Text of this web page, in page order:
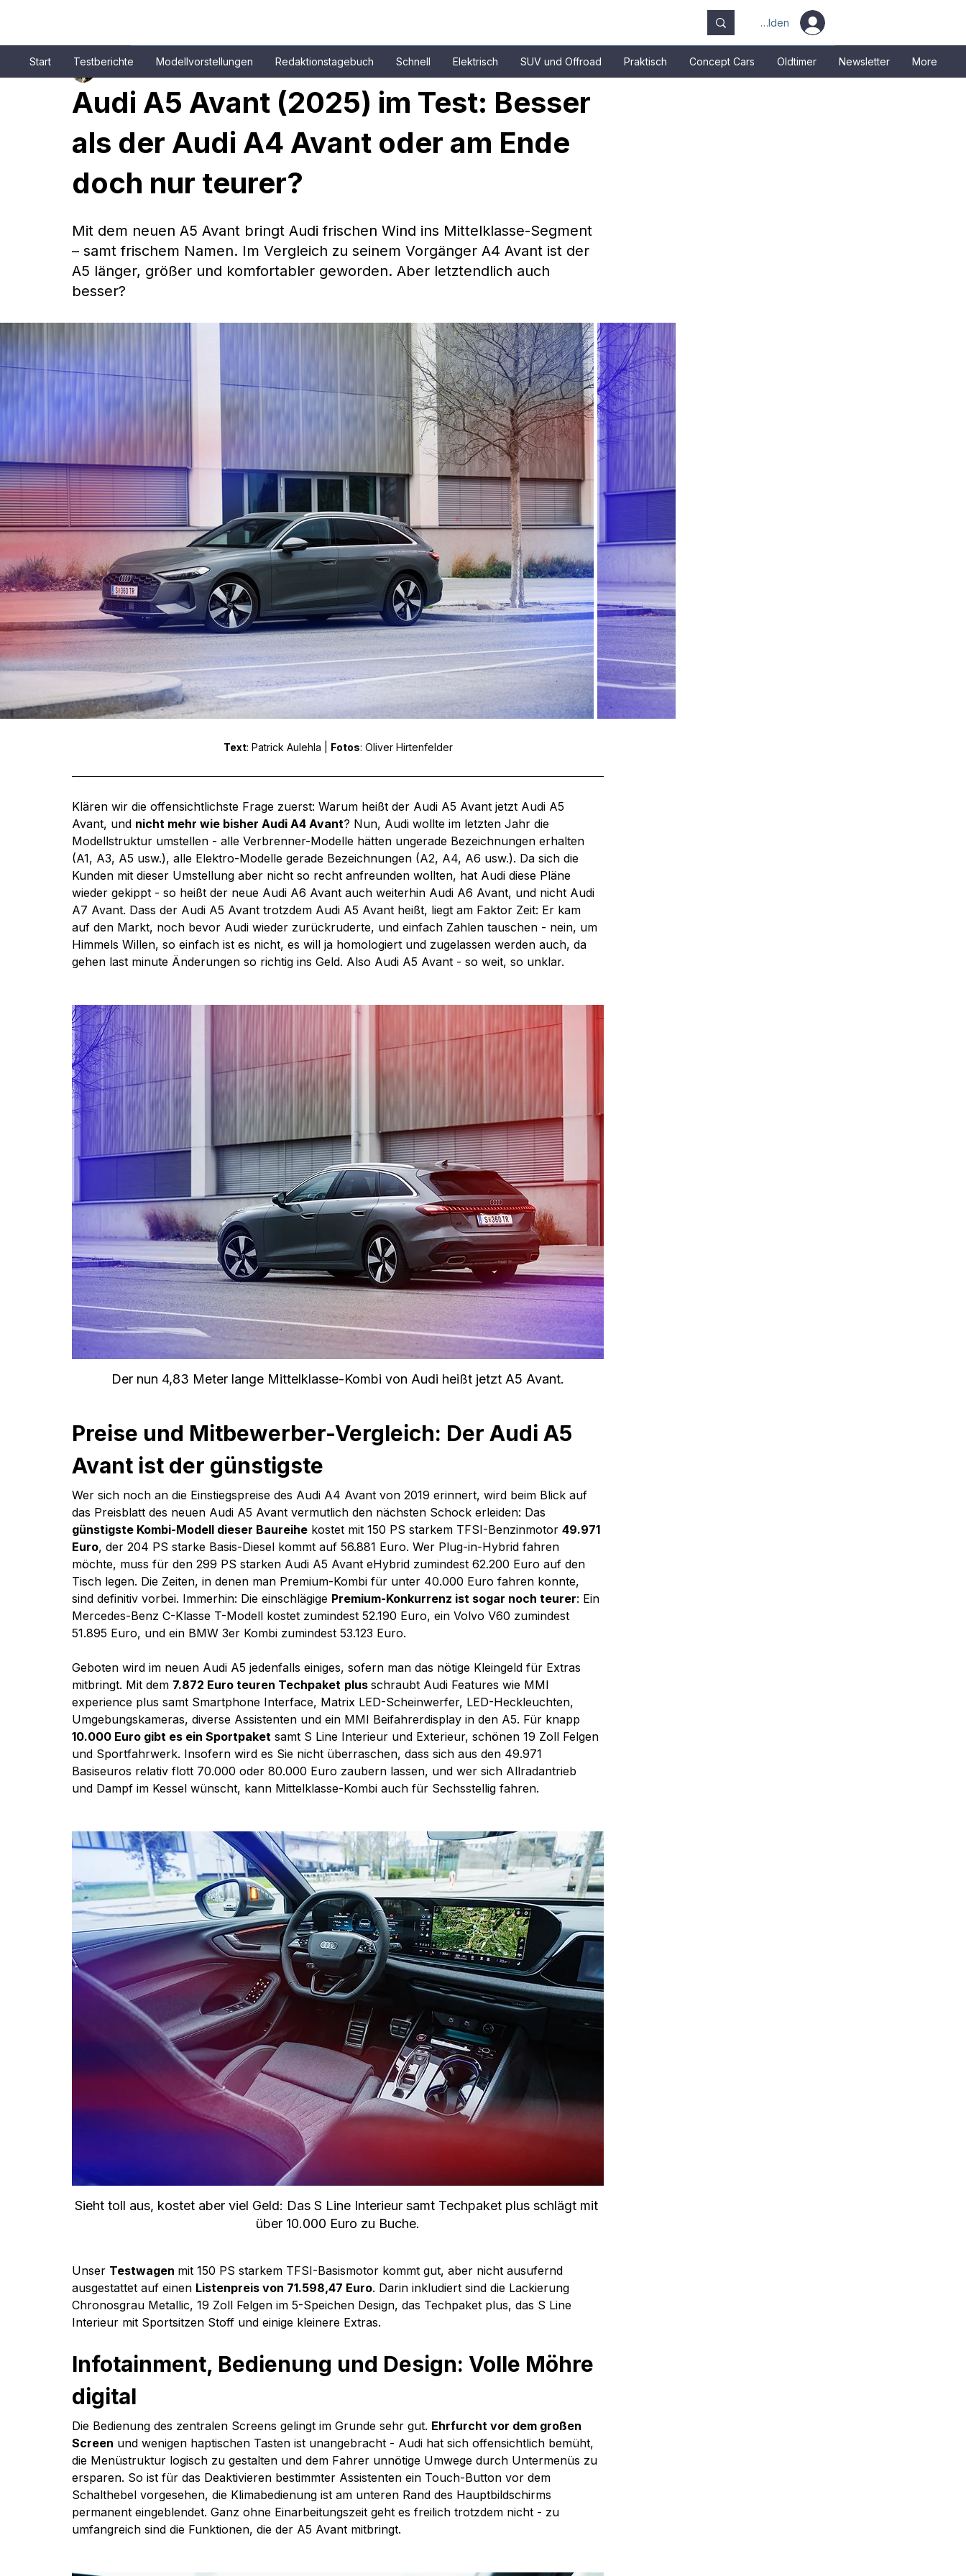
Anmelden
Start Testberichte Modellvorstellungen Redaktionstagebuch Schnell Elektrisch SUV und Offroad Praktisch Concept Cars Oldtimer Newsletter More
5 Min. Lesezeit
Audi A5 Avant (2025) im Test: Besser
als der Audi A4 Avant oder am Ende
doch nur teurer?
Mit dem neuen A5 Avant bringt Audi frischen Wind ins Mittelklasse-Segment
– samt frischem Namen. Im Vergleich zu seinem Vorgänger A4 Avant ist der
A5 länger, größer und komfortabler geworden. Aber letztendlich auch
besser?
Text: Patrick Aulehla | Fotos: Oliver Hirtenfelder
Klären wir die offensichtlichste Frage zuerst: Warum heißt der Audi A5 Avant jetzt Audi A5
Avant, und nicht mehr wie bisher Audi A4 Avant? Nun, Audi wollte im letzten Jahr die
Modellstruktur umstellen - alle Verbrenner-Modelle hätten ungerade Bezeichnungen erhalten
(A1, A3, A5 usw.), alle Elektro-Modelle gerade Bezeichnungen (A2, A4, A6 usw.). Da sich die
Kunden mit dieser Umstellung aber nicht so recht anfreunden wollten, hat Audi diese Pläne
wieder gekippt - so heißt der neue Audi A6 Avant auch weiterhin Audi A6 Avant, und nicht Audi
A7 Avant. Dass der Audi A5 Avant trotzdem Audi A5 Avant heißt, liegt am Faktor Zeit: Er kam
auf den Markt, noch bevor Audi wieder zurückruderte, und einfach Zahlen tauschen - nein, um
Himmels Willen, so einfach ist es nicht, es will ja homologiert und zugelassen werden auch, da
gehen last minute Änderungen so richtig ins Geld. Also Audi A5 Avant - so weit, so unklar.
Der nun 4,83 Meter lange Mittelklasse-Kombi von Audi heißt jetzt A5 Avant.
Preise und Mitbewerber-Vergleich: Der Audi A5
Avant ist der günstigste
Wer sich noch an die Einstiegspreise des Audi A4 Avant von 2019 erinnert, wird beim Blick auf
das Preisblatt des neuen Audi A5 Avant vermutlich den nächsten Schock erleiden: Das
günstigste Kombi-Modell dieser Baureihe kostet mit 150 PS starkem TFSI-Benzinmotor 49.971
Euro, der 204 PS starke Basis-Diesel kommt auf 56.881 Euro. Wer Plug-in-Hybrid fahren
möchte, muss für den 299 PS starken Audi A5 Avant eHybrid zumindest 62.200 Euro auf den
Tisch legen. Die Zeiten, in denen man Premium-Kombi für unter 40.000 Euro fahren konnte,
sind definitiv vorbei. Immerhin: Die einschlägige Premium-Konkurrenz ist sogar noch teurer: Ein
Mercedes-Benz C-Klasse T-Modell kostet zumindest 52.190 Euro, ein Volvo V60 zumindest
51.895 Euro, und ein BMW 3er Kombi zumindest 53.123 Euro.
Geboten wird im neuen Audi A5 jedenfalls einiges, sofern man das nötige Kleingeld für Extras
mitbringt. Mit dem 7.872 Euro teuren Techpaket plus schraubt Audi Features wie MMI
experience plus samt Smartphone Interface, Matrix LED-Scheinwerfer, LED-Heckleuchten,
Umgebungskameras, diverse Assistenten und ein MMI Beifahrerdisplay in den A5. Für knapp
10.000 Euro gibt es ein Sportpaket samt S Line Interieur und Exterieur, schönen 19 Zoll Felgen
und Sportfahrwerk. Insofern wird es Sie nicht überraschen, dass sich aus den 49.971
Basiseuros relativ flott 70.000 oder 80.000 Euro zaubern lassen, und wer sich Allradantrieb
und Dampf im Kessel wünscht, kann Mittelklasse-Kombi auch für Sechsstellig fahren.
Sieht toll aus, kostet aber viel Geld: Das S Line Interieur samt Techpaket plus schlägt mit
über 10.000 Euro zu Buche.
Unser Testwagen mit 150 PS starkem TFSI-Basismotor kommt gut, aber nicht ausufernd
ausgestattet auf einen Listenpreis von 71.598,47 Euro. Darin inkludiert sind die Lackierung
Chronosgrau Metallic, 19 Zoll Felgen im 5-Speichen Design, das Techpaket plus, das S Line
Interieur mit Sportsitzen Stoff und einige kleinere Extras.
Infotainment, Bedienung und Design: Volle Möhre
digital
Die Bedienung des zentralen Screens gelingt im Grunde sehr gut. Ehrfurcht vor dem großen
Screen und wenigen haptischen Tasten ist unangebracht - Audi hat sich offensichtlich bemüht,
die Menüstruktur logisch zu gestalten und dem Fahrer unnötige Umwege durch Untermenüs zu
ersparen. So ist für das Deaktivieren bestimmter Assistenten ein Touch-Button vor dem
Schalthebel vorgesehen, die Klimabedienung ist am unteren Rand des Hauptbildschirms
permanent eingeblendet. Ganz ohne Einarbeitungszeit geht es freilich trotzdem nicht - zu
umfangreich sind die Funktionen, die der A5 Avant mitbringt.